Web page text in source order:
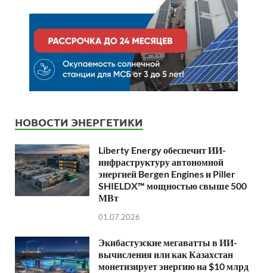
НОВОСТИ ЭНЕРГЕТИКИ
Liberty Energy обеспечит ИИ-
инфраструктуру автономной
энергией Bergen Engines и Piller
SHIELDX™ мощностью свыше 500
МВт
01.07.2026
Экибастузские мегаватты в ИИ-
вычисления или как Казахстан
монетизирует энергию на $10 млрд